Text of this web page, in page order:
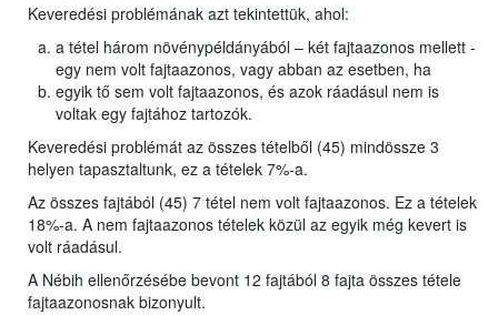
Keveredési problémának azt tekintettük, ahol:
a tétel három növénypéldányából – két fajtaazonos mellett -
egy nem volt fajtaazonos, vagy abban az esetben, ha
egyik tő sem volt fajtaazonos, és azok ráadásul nem is
voltak egy fajtához tartozók.
Keveredési problémát az összes tételből (45) mindössze 3
helyen tapasztaltunk, ez a tételek 7%-a.
Az összes fajtából (45) 7 tétel nem volt fajtaazonos. Ez a tételek
18%-a. A nem fajtaazonos tételek közül az egyik még kevert is
volt ráadásul.
A Nébih ellenőrzésébe bevont 12 fajtából 8 fajta összes tétele
fajtaazonosnak bizonyult.